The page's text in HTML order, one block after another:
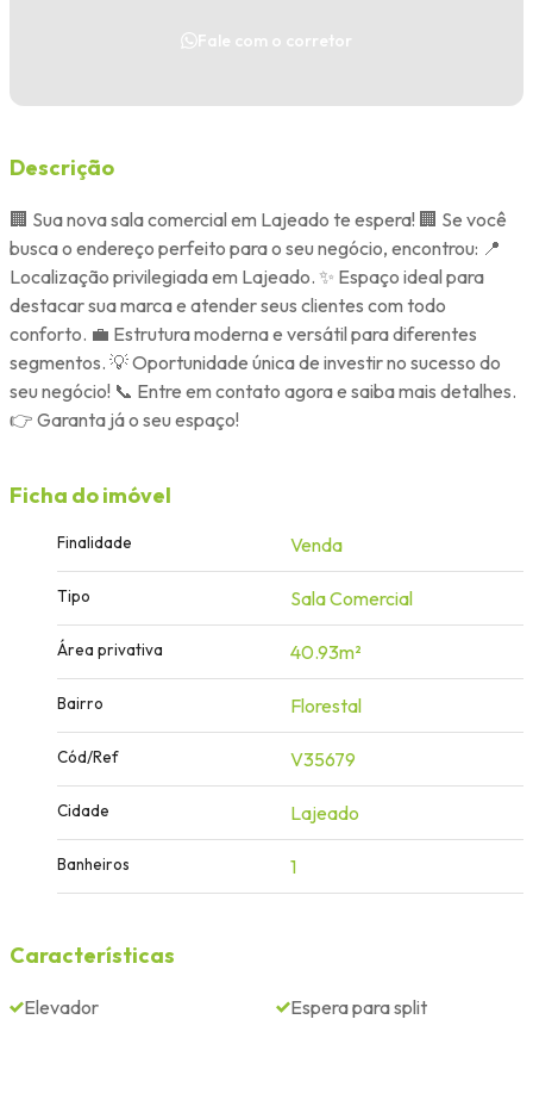
Fale com o corretor
Descrição
🏢 Sua nova sala comercial em Lajeado te espera! 🏢 Se você
busca o endereço perfeito para o seu negócio, encontrou: 📍
Localização privilegiada em Lajeado. ✨ Espaço ideal para
destacar sua marca e atender seus clientes com todo
conforto. 💼 Estrutura moderna e versátil para diferentes
segmentos. 💡 Oportunidade única de investir no sucesso do
seu negócio! 📞 Entre em contato agora e saiba mais detalhes.
👉 Garanta já o seu espaço!
Ficha do imóvel
Finalidade Venda
Tipo Sala Comercial
Área privativa 40.93m²
Bairro Florestal
Cód/Ref V35679
Cidade Lajeado
Banheiros 1
Características
Elevador Espera para split